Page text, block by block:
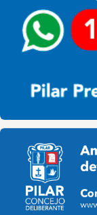
Pilar HCD